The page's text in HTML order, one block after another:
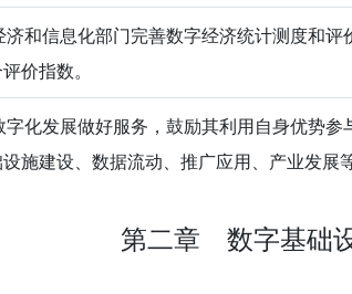
和信息化部门完善数字经济统计测度和
价指数。
化发展做好服务，鼓励其利用自身优势
施建设、数据流动、推广应用、产业发展
第二章 数字基础